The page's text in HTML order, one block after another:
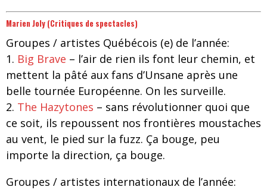
Marien Joly (Critiques de spectacles)
Groupes / artistes Québécois (e) de l’année:
1. Big Brave – l’air de rien ils font leur chemin, et
mettent la pâté aux fans d’Unsane après une
belle tournée Européenne. On les surveille.
2. The Hazytones – sans révolutionner quoi que
ce soit, ils repoussent nos frontières moustaches
au vent, le pied sur la fuzz. Ça bouge, peu
importe la direction, ça bouge.
Groupes / artistes internationaux de l’année: